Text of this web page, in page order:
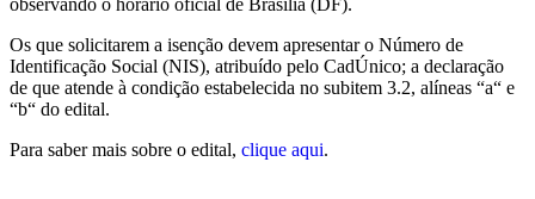
observando o horário oficial de Brasília (DF).
Os que solicitarem a isenção devem apresentar o Número de
Identificação Social (NIS), atribuído pelo CadÚnico; a declaração
de que atende à condição estabelecida no subitem 3.2, alíneas “a“ e
“b“ do edital.
Para saber mais sobre o edital, clique aqui.